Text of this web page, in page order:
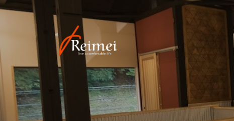
コ
ン
ツ
ナ
ー
シ
海老名の不動産情報を扱うレイメイコンサルティングです
コンサルティング業務を行なっております。海老名や厚木の